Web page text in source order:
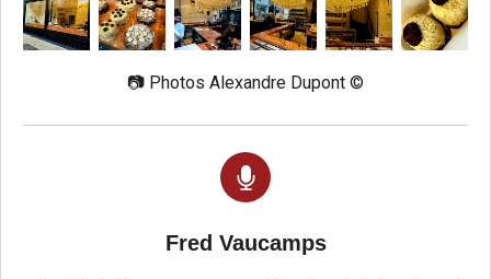
📷 Photos Alexandre Dupont ©️
Fred Vaucamps